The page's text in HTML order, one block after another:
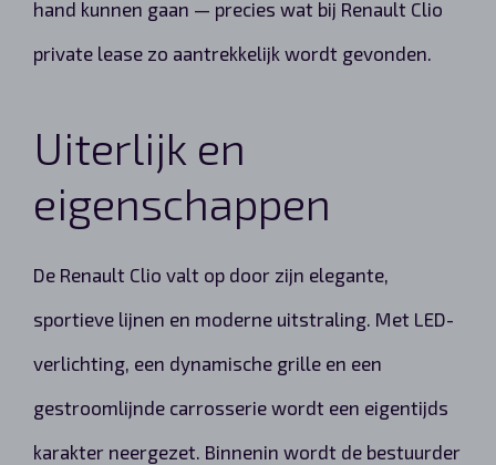
hand kunnen gaan — precies wat bij Renault Clio
private lease zo aantrekkelijk wordt gevonden.
Uiterlijk en
eigenschappen
De Renault Clio valt op door zijn elegante,
sportieve lijnen en moderne uitstraling. Met LED-
verlichting, een dynamische grille en een
gestroomlijnde carrosserie wordt een eigentijds
karakter neergezet. Binnenin wordt de bestuurder